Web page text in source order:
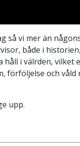
så vi mer än
både i
håll i välrden, vilket
förföljelse och
upp.